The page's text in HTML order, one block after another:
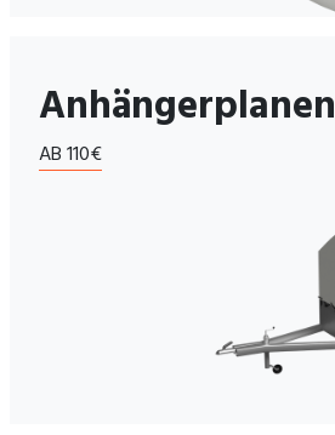
Anhängerplanen
AB 110€